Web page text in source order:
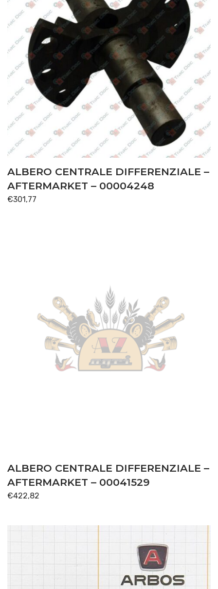
ALBERO CENTRALE DIFFERENZIALE –
AFTERMARKET – 00004248
€301,77
ALBERO CENTRALE DIFFERENZIALE –
AFTERMARKET – 00041529
€422,82